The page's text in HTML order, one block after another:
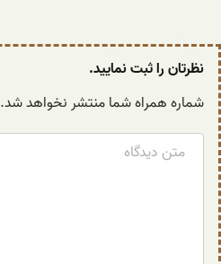
نظرتان را ثبت نمایید.
شماره همراه شما منتشر نخواهد شد.